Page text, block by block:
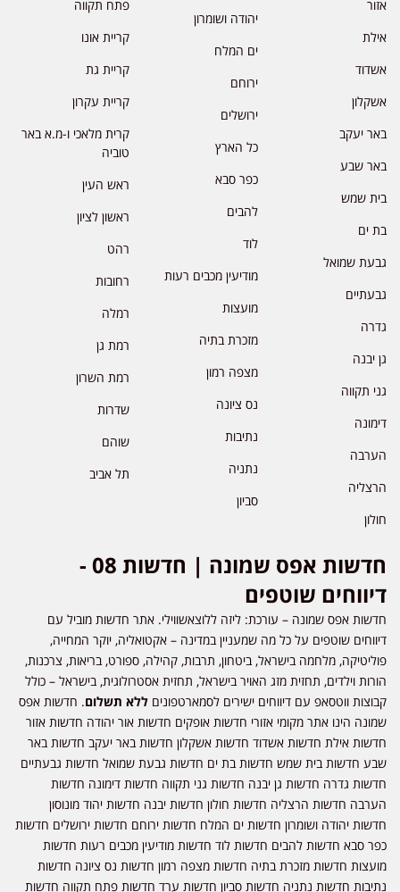
אזור
אילת
אשדוד
אשקלון
באר יעקב
באר שבע
בית שמש
בת ים
גבעת שמואל
גבעתיים
גדרה
גן יבנה
גני תקווה
דימונה
הערבה
הרצליה
חולון
יהודה ושומרון
ים המלח
ירוחם
ירושלים
כל הארץ
כפר סבא
להבים
לוד
מודיעין מכבים רעות
מועצות
מזכרת בתיה
מצפה רמון
נס ציונה
נתיבות
נתניה
סביון
פתח תקווה
קריית אונו
קריית גת
קריית עקרון
קרית מלאכי ו-מ.א באר
טוביה
ראש העין
ראשון לציון
רהט
רחובות
רמלה
רמת גן
רמת השרון
שדרות
שוהם
תל אביב
חדשות אפס שמונה | חדשות 08 -
דיווחים שוטפים
חדשות אפס שמונה – עורכת: ליזה ללוצאשווילי. אתר חדשות מוביל עם
דיווחים שוטפים על כל מה שמעניין במדינה – אקטואליה, יוקר המחייה,
פוליטיקה, מלחמה בישראל, ביטחון, תרבות, קהילה, ספורט, בריאות, צרכנות,
הורות וילדים, תחזית מזג האויר בישראל, תחזית אסטרולוגית, בישראל – כולל
קבוצות ווטסאפ עם דיווחים ישירים לסמארטפונים ללא תשלום. חדשות אפס
שמונה הינו אתר מקומי אזורי חדשות אופקים חדשות אור יהודה חדשות אזור
חדשות אילת חדשות אשדוד חדשות אשקלון חדשות באר יעקב חדשות באר
שבע חדשות בית שמש חדשות בת ים חדשות גבעת שמואל חדשות גבעתיים
חדשות גדרה חדשות גן יבנה חדשות גני תקווה חדשות דימונה חדשות
הערבה חדשות הרצליה חדשות חולון חדשות יבנה חדשות יהוד מונוסון
חדשות יהודה ושומרון חדשות ים המלח חדשות ירוחם חדשות ירושלים חדשות
כפר סבא חדשות להבים חדשות לוד חדשות מודיעין מכבים רעות חדשות
מועצות חדשות מזכרת בתיה חדשות מצפה רמון חדשות נס ציונה חדשות
נתיבות חדשות נתניה חדשות סביון חדשות ערד חדשות פתח תקווה חדשות